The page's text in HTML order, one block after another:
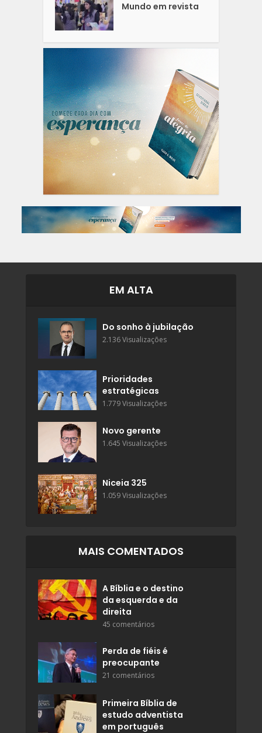
Mundo em revista
EM ALTA
Do sonho à jubilação
2.136 Visualizações
Prioridades
estratégicas
1.779 Visualizações
Novo gerente
1.645 Visualizações
Niceia 325
1.059 Visualizações
MAIS COMENTADOS
A Bíblia e o destino
da esquerda e da
direita
45 comentários
Perda de fiéis é
preocupante
21 comentários
Primeira Bíblia de
estudo adventista
em português